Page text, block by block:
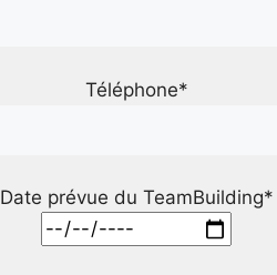
Téléphone*
Date prévue du TeamBuilding*